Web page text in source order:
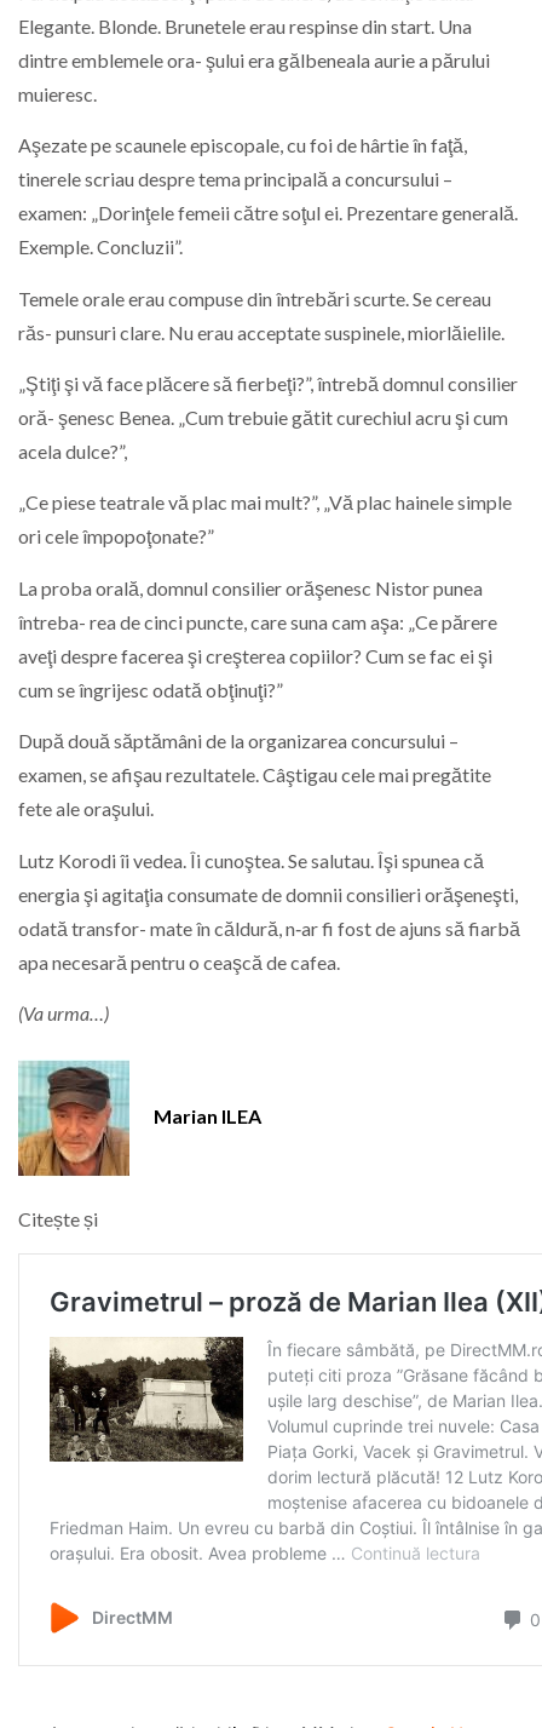
Elegante. Blonde. Brunetele erau respinse din start. Una
dintre emblemele ora- şului era gălbeneala aurie a părului
muieresc.
Aşezate pe scaunele episcopale, cu foi de hârtie în faţă,
tinerele scriau despre tema principală a concursului –
examen: „Dorinţele femeii către soţul ei. Prezentare generală.
Exemple. Concluzii”.
Temele orale erau compuse din întrebări scurte. Se cereau
răs- punsuri clare. Nu erau acceptate suspinele, miorlăielile.
„Ştiţi şi vă face plăcere să fierbeţi?”, întrebă domnul consilier
oră- şenesc Benea. „Cum trebuie gătit curechiul acru şi cum
acela dulce?”,
„Ce piese teatrale vă plac mai mult?”, „Vă plac hainele simple
ori cele împopoţonate?”
La proba orală, domnul consilier orăşenesc Nistor punea
întreba- rea de cinci puncte, care suna cam aşa: „Ce părere
aveţi despre facerea şi creşterea copiilor? Cum se fac ei şi
cum se îngrijesc odată obţinuţi?”
După două săptămâni de la organizarea concursului –
examen, se afişau rezultatele. Câştigau cele mai pregătite
fete ale oraşului.
Lutz Korodi îi vedea. Îi cunoştea. Se salutau. Îşi spunea că
energia şi agitaţia consumate de domnii consilieri orăşeneşti,
odată transfor- mate în căldură, n‑ar fi fost de ajuns să fiarbă
apa necesară pentru o ceaşcă de cafea.
(Va urma…)
Marian ILEA
Citește și